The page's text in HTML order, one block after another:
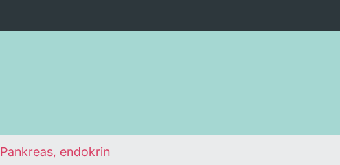
Pankreas, endokrin